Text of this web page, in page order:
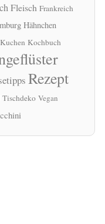
Fleisch Frankreich
Hähnchen
Kochbuch
Rezept
Tischdeko Vegan